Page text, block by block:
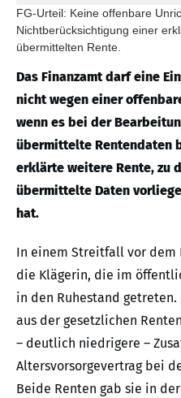
FG-Urteil: Keine offenbare
Nichtberücksichtigung einer
übermittelten Rente.
Das Finanzamt darf eine
nicht wegen einer
wenn es bei der
übermittelte Rentendaten
erklärte weitere Rente, zu
übermittelte Daten
hat.
In einem Streitfall vor dem
die Klägerin, die im
in den Ruhestand
aus der gesetzlichen
– deutlich niedrigere –
Altersvorsorgevertrag bei
Beide Renten gab sie in